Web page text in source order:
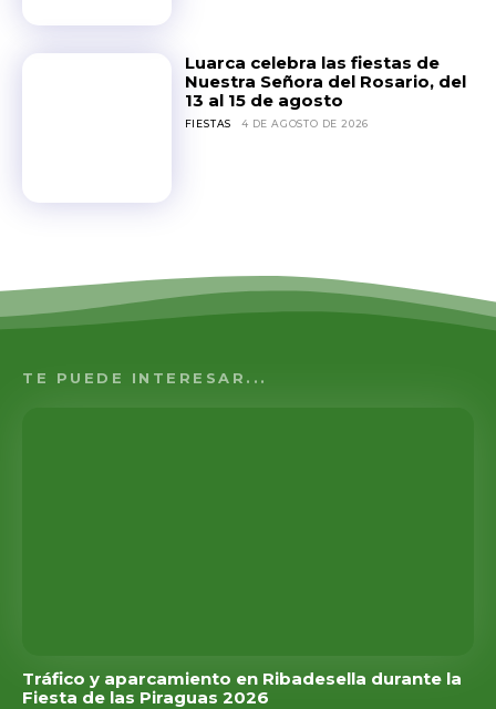
Luarca celebra las fiestas de
Nuestra Señora del Rosario, del
13 al 15 de agosto
FIESTAS 4 DE AGOSTO DE 2026
TE PUEDE INTERESAR...
Tráfico y aparcamiento en Ribadesella durante la
Fiesta de las Piraguas 2026